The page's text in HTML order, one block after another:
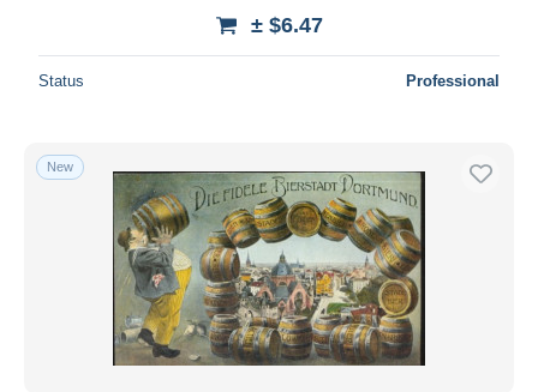
± $6.47
Status Professional
New